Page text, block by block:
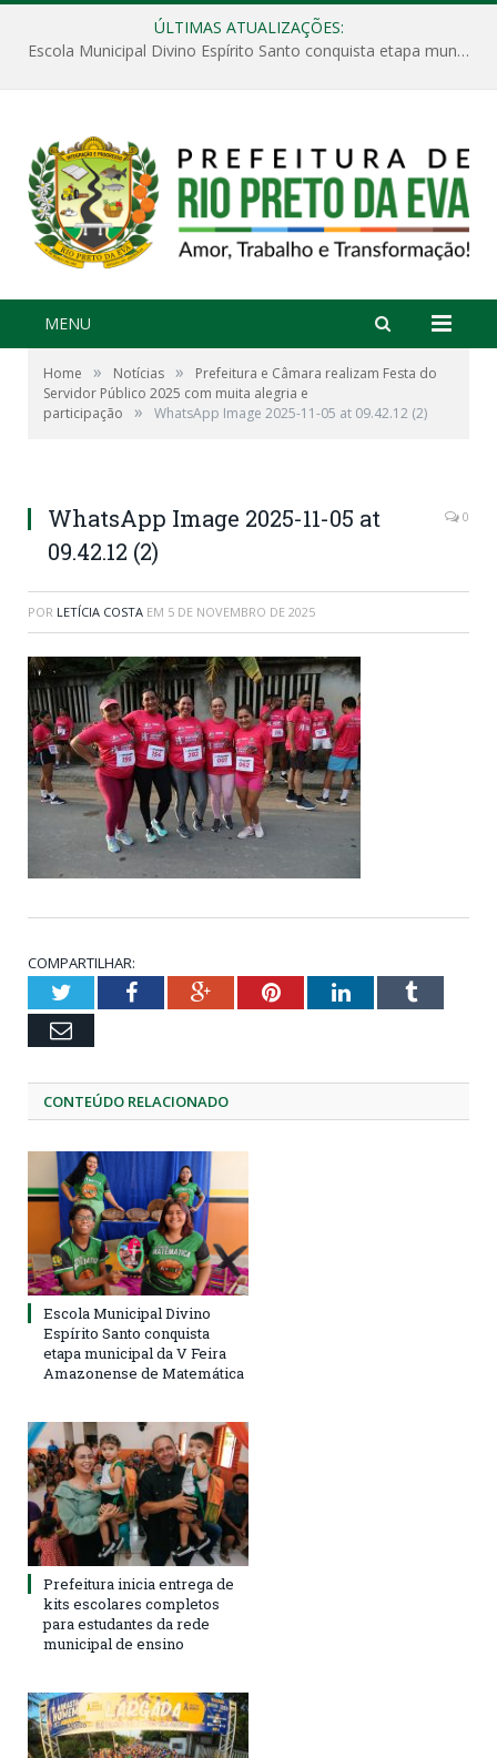
ÚLTIMAS ATUALIZAÇÕES:
Escola Municipal Divino Espírito Santo conquista etapa municipal da V Feira Amazonense de Matemática
MENU
Home » Notícias »
Prefeitura e Câmara realizam Festa do
Servidor Público 2025 com muita alegria e
participação
» WhatsApp Image 2025-11-05 at 09.42.12 (2)
WhatsApp Image 2025-11-05 at
09.42.12 (2)
0
POR LETÍCIA COSTA EM 5 DE NOVEMBRO DE 2025
COMPARTILHAR:
TwitterFacebookGoogle+PinterestLinkedInTumblr
Email
CONTEÚDO RELACIONADO
Escola Municipal Divino
Espírito Santo conquista
etapa municipal da V Feira
Amazonense de Matemática
Prefeitura inicia entrega de
kits escolares completos
para estudantes da rede
municipal de ensino